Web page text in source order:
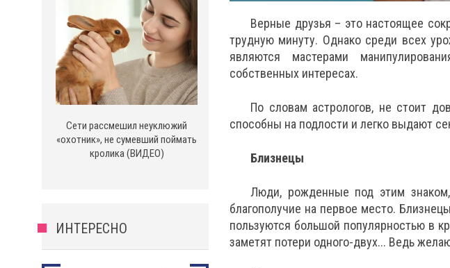
Сети рассмешил неуклюжий
«охотник», не сумевший поймать
кролика (ВИДЕО)
ИНТЕРЕСНО
Верные друзья – это настоящее
трудную минуту. Однако среди всех
являются мастерами
собственных интересах.
По словам астрологов, не стоит
способны на подлости и легко выдают
Близнецы
Люди, рожденные под этим
благополучие на первое место.
пользуются большой популярностью в
заметят потери одного-двух... Ведь